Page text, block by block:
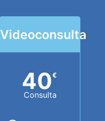
Videoconsulta
40€
Consulta